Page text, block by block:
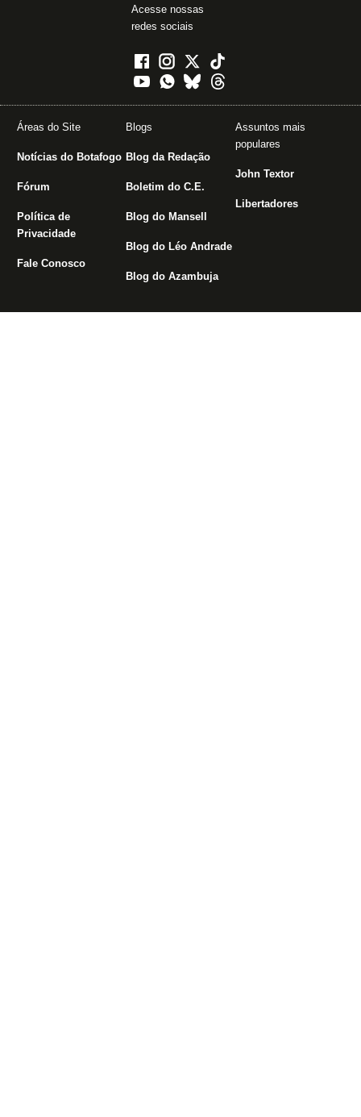
Acesse nossas
redes sociais
Áreas do Site
Notícias do Botafogo
Fórum
Política de
Privacidade
Fale Conosco
Blogs
Blog da Redação
Boletim do C.E.
Blog do Mansell
Blog do Léo Andrade
Blog do Azambuja
Assuntos mais
populares
John Textor
Libertadores